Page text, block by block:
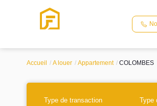
Accueil A louer Appartement COLOMBES
Type de transaction Type